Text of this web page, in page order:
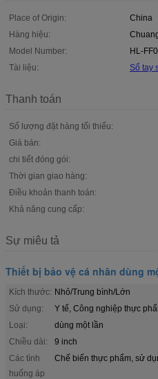
Place of Origin:
China
Hàng hiệu:
Model Number:
HL-
Tài liệu:
Sổ tay
Thanh toán
Số lượng đặt hàng tối thiểu:
Giá bán:
chi tiết đóng gói:
Thời gian giao hàng:
Điều khoản thanh toán:
Khả năng cung cấp:
Sự miêu tả
Thiết bị bảo vệ cá nhân dùng
Kích thước: Nhỏ/Trung bình/Lớn
Sử dụng:
Y tế, Công nghiệp thực
Loại:
dùng một lần
Chiều dài:
9 inch
Các tình
huống áp
Chế biến thực phẩm, sử